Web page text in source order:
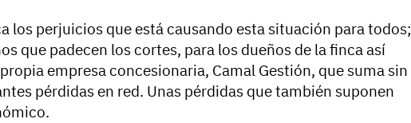
los perjuicios que está causando esta situación para todos;
que padecen los cortes, para los dueños de la finca así
empresa concesionaria, Camal Gestión, que suma sin
pérdidas en red. Unas pérdidas que también suponen